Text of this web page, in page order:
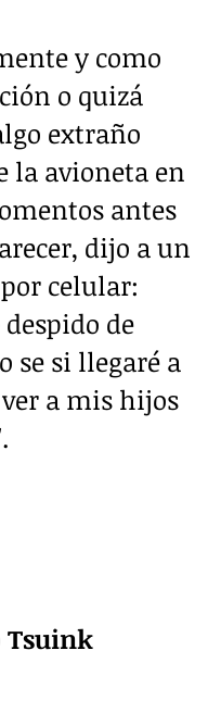
y como
o quizá
extraño
la avioneta en
antes
dijo a un
celular:
de
se si llegaré a
a mis hijos
Tsuink